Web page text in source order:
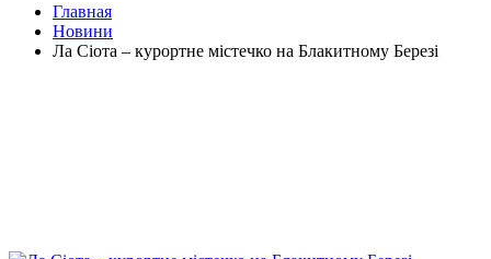
Главная
Новини
Ла Сіота – курортне містечко на Блакитному Березі